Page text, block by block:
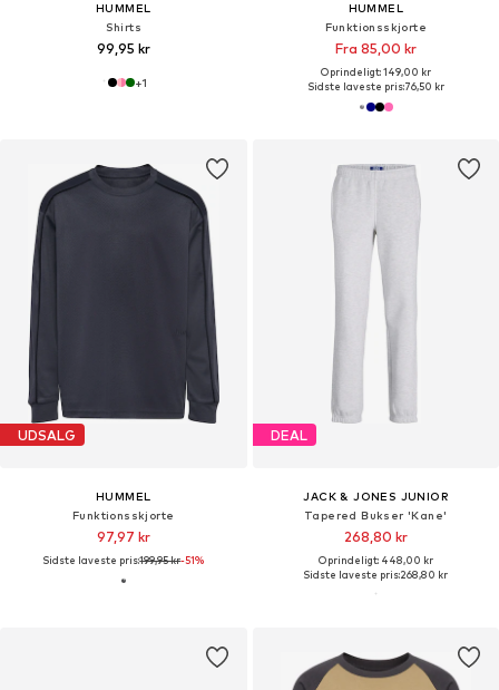
HUMMEL
Shirts
99,95 kr
+1
HUMMEL
Funktionsskjorte
Fra 85,00 kr
Oprindeligt: 149,00 kr
Sidste laveste pris:76,50 kr
UDSALG
HUMMEL
Funktionsskjorte
97,97 kr
Sidste laveste pris:199,95 kr-51%
DEAL
JACK & JONES JUNIOR
Tapered Bukser 'Kane'
268,80 kr
Oprindeligt: 448,00 kr
Sidste laveste pris:268,80 kr